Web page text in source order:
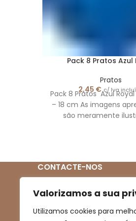
Valorizamos a sua
Utilizamos cookies para
Pack 8 Pratos Azul
Pratos
2,45 € c/ Iva
Pack 8 Pratos Azul
– 18 cm As imagens
são meramente
CONTACTE-NOS
(+351) 939 272 831